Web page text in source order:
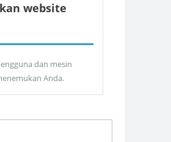
website
dan mesin
Anda.